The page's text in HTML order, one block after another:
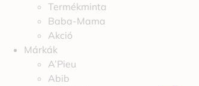
Termékminta
Baba-Mama
Akció
Márkák
A’Pieu
Abib